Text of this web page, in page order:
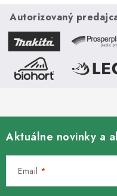
Autorizovaný
Aktuálne novinky a
Email